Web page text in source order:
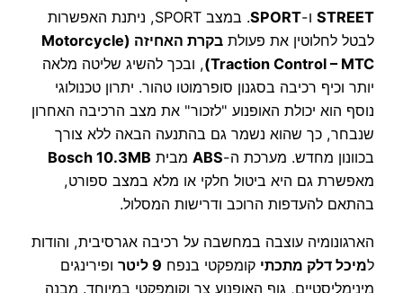
STREET ו-SPORT
. במצב SPORT, ניתנת האפשרות
לבטל לחלוטין את פעולת
בקרת האחיזה (Motorcycle
Traction Control – MTC) , ובכך להשיג שליטה מלאה
יותר וכיף רכיבה בסגנון סופרמוטו טהור. יתרון טכנולוגי
נוסף הוא יכולת האופנוע "לזכור" את מצב הרכיבה האחרון
שנבחר, כך שהוא נשמר גם בהתנעה הבאה ללא צורך
בכוונון מחדש. מערכת ה-ABS מבית Bosch 10.3MB
מאפשרת גם היא ביטול חלקי או מלא במצב ספורט,
בהתאם להעדפות הרוכב ודרישות המסלול.
הארגונומיה עוצבה במחשבה על רכיבה אגרסיבית, והודות
למיכל דלק מתכתי קומפקטי בנפח 9 ליטר
ופירינגים
מינימליסטיים, גוף האופנוע צר וקומפקטי במיוחד. מבנה